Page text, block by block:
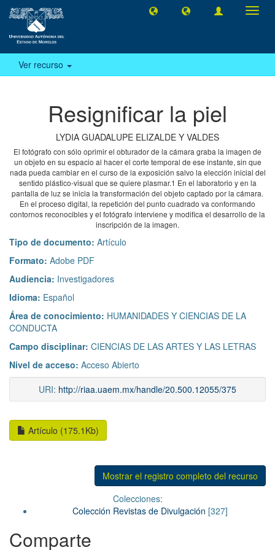
Ver recurso
Resignificar la piel
LYDIA GUADALUPE ELIZALDE Y VALDES
El fotógrafo con sólo oprimir el obturador de la cámara graba la imagen de
un objeto en su espacio al hacer el corte temporal de ese instante, sin que
nada pueda cambiar en el curso de la exposición salvo la elección inicial del
sentido plástico-visual que se quiere plasmar.1 En el laboratorio y en la
pantalla de luz se inicia la transformación del objeto captado por la cámara.
En el proceso digital, la repetición del punto cuadrado va conformando
contornos reconocibles y el fotógrafo interviene y modifica el desarrollo de la
inscripción de la imagen.
Tipo de documento: Artículo
Formato: Adobe PDF
Audiencia: Investigadores
Idioma: Español
Área de conocimiento: HUMANIDADES Y CIENCIAS DE LA
CONDUCTA
Campo disciplinar: CIENCIAS DE LAS ARTES Y LAS LETRAS
Nivel de acceso: Acceso Abierto
URI: http://riaa.uaem.mx/handle/20.500.12055/375
Artículo (175.1Kb)
Mostrar el registro completo del recurso
Colecciones:
Colección Revistas de Divulgación [327]
Comparte